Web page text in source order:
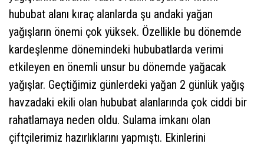
hububat alanı kıraç alanlarda şu andaki yağan
yağışların önemi çok yüksek. Özellikle bu dönemde
kardeşlenme dönemindeki hububatlarda verimi
etkileyen en önemli unsur bu dönemde yağacak
yağışlar. Geçtiğimiz günlerdeki yağan 2 günlük yağış
havzadaki ekili olan hububat alanlarında çok ciddi bir
rahatlamaya neden oldu. Sulama imkanı olan
çiftçilerimiz hazırlıklarını yapmıştı. Ekinlerini